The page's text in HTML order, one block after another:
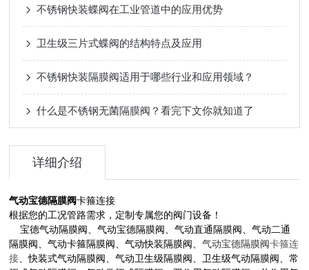
不锈钢快装蝶阀在工业管道中的应用优势
卫生级三片式蝶阀的结构特点及应用
不锈钢快装隔膜阀适用于哪些行业和应用领域？
什么是不锈钢无菌隔膜阀？看完下文你就知道了
详细介绍
气动宝德隔膜阀卡箍连接
根据您的工况管路需求，定制专属您的阀门设备！
宝德气动隔膜阀、气动宝德隔膜阀、气动直通隔膜阀、气动二通
隔膜阀、气动卡箍隔膜阀、气动快装隔膜阀、气动宝德隔膜阀卡箍连
接、快装式气动隔膜阀、气动卫生级隔膜阀、卫生级气动隔膜阀、常